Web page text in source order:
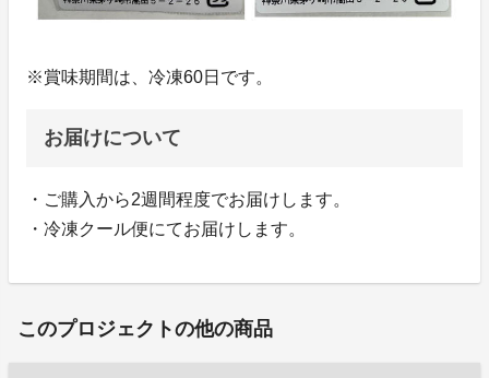
※賞味期間は、冷凍60日です。
お届けについて
・ご購入から2週間程度でお届けします。
・冷凍クール便にてお届けします。
このプロジェクトの他の商品